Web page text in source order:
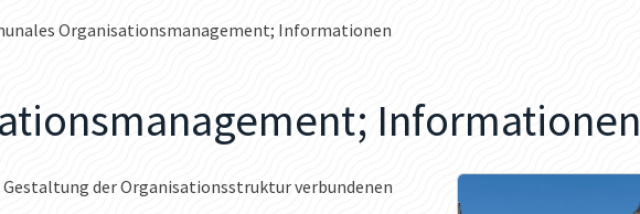
Organisationsmanagement; Informationen
Informationen
der Organisationsstruktur verbundenen